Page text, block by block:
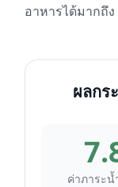
อาหารได้มากถึ
ผลกร
ค่าภาระน้